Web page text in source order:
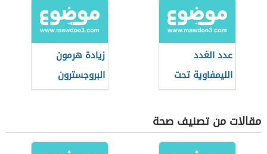
عدد الغدد
الليمفاوية تحت
الإبط
زيادة هرمون
البروجسترون
مقالات من تصنيف صحة